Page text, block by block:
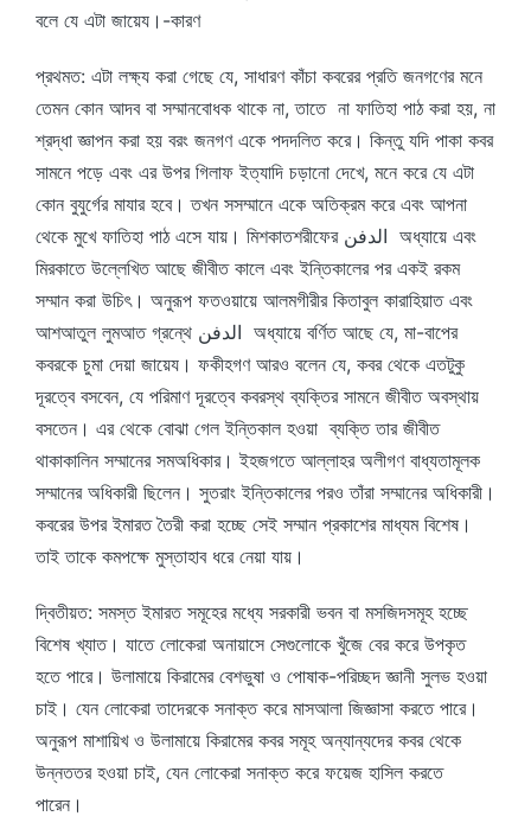
বলে যে এটা জায়েয।-কারণ
প্রথমত: এটা লক্ষ্য করা গেছে যে, সাধারণ কাঁচা কবরের প্রতি জনগণের মনে
তেমন কোন আদব বা সম্মানবোধক থাকে না, তাতে না ফাতিহা পাঠ করা হয়, না
শ্রদ্ধা জ্ঞাপন করা হয় বরং জনগণ একে পদদলিত করে। কিন্তু যদি পাকা কবর
সামনে পড়ে এবং এর উপর গিলাফ ইত্যাদি চড়ানো দেখে, মনে করে যে এটা
কোন বুযুর্গের মাযার হবে। তখন সসম্মানে একে অতিক্রম করে এবং আপনা
থেকে মুখে ফাতিহা পাঠ এসে যায়। মিশকাতশরীফের الدفن অধ্যায়ে এবং
মিরকাতে উল্লেখিত আছে জীবীত কালে এবং ইন্তিকালের পর একই রকম
সম্মান করা উচিৎ। অনুরূপ ফতওয়ায়ে আলমগীরীর কিতাবুল কারাহিয়াত এবং
আশআতুল লুমআত গ্রন্থে الدفن অধ্যায়ে বর্ণিত আছে যে, মা-বাপের
কবরকে চুমা দেয়া জায়েয। ফকীহগণ আরও বলেন যে, কবর থেকে এতটুকু
দূরত্বে বসবেন, যে পরিমাণ দূরত্বে কবরস্থ ব্যক্তির সামনে জীবীত অবস্থায়
বসতেন। এর থেকে বোঝা গেল ইন্তিকাল হওয়া ব্যক্তি তার জীবীত
থাকাকালিন সম্মানের সমঅধিকার। ইহজগতে আল্লাহর অলীগণ বাধ্যতামূলক
সম্মানের অধিকারী ছিলেন। সুতরাং ইন্তিকালের পরও তাঁরা সম্মানের অধিকারী।
কবরের উপর ইমারত তৈরী করা হচ্ছে সেই সম্মান প্রকাশের মাধ্যম বিশেষ।
তাই তাকে কমপক্ষে মুস্তাহাব ধরে নেয়া যায়।
দ্বিতীয়ত: সমস্ত ইমারত সমূহের মধ্যে সরকারী ভবন বা মসজিদসমূহ হচ্ছে
বিশেষ খ্যাত। যাতে লোকেরা অনায়াসে সেগুলোকে খুঁজে বের করে উপকৃত
হতে পারে। উলামায়ে কিরামের বেশভুষা ও পোষাক-পরিচ্ছদ জ্ঞানী সুলভ হওয়া
চাই। যেন লোকেরা তাদেরকে সনাক্ত করে মাসআলা জিজ্ঞাসা করতে পারে।
অনুরূপ মাশায়িখ ও উলামায়ে কিরামের কবর সমূহ অন্যান্যদের কবর থেকে
উন্নততর হওয়া চাই, যেন লোকেরা সনাক্ত করে ফয়েজ হাসিল করতে
পারেন।